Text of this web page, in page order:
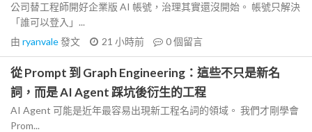
公司替工程師開好企業版 AI 帳號，治理其實還沒開始。 帳號只解決
「誰可以登入」...
由 ryanvale發文 21 小時前 0個留言
從 Prompt 到 Graph Engineering：這些不只是新名
詞，而是 AI Agent 踩坑後衍生的工程
AI Agent 可能是近年最容易出現新工程名詞的領域。 我們才剛學會
Prom...